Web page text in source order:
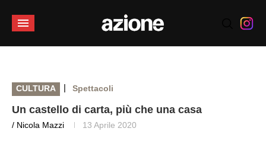
CULTURA | Spettacoli
Un castello di carta, più che una casa
/ Nicola Mazzi 13 Aprile 2020